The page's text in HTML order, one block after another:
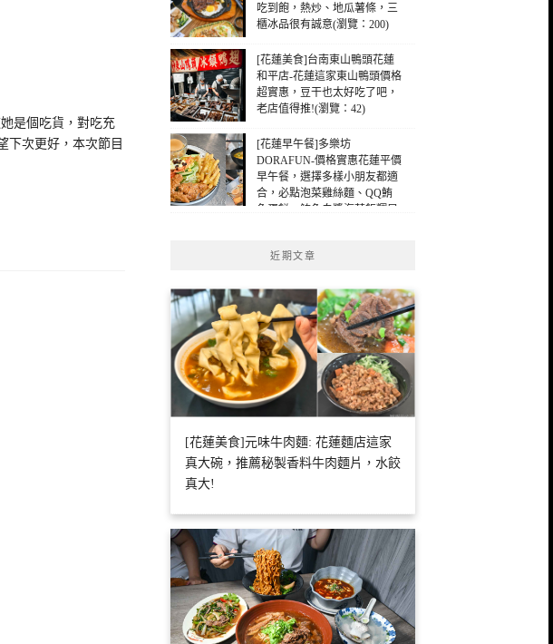
是個吃貨，對吃充
下次更好，本次節目
吃到飽，熱炒、地瓜薯條，三
櫃冰品很有誠意(瀏覽：200)
[花蓮美食]台南東山鴨頭花蓮
和平店-花蓮這家東山鴨頭價格
超實惠，豆干也太好吃了吧，
老店值得推!(瀏覽：42)
[花蓮早午餐]多樂坊
DORAFUN-價格實惠花蓮平價
早午餐，選擇多樣小朋友都適
合，必點泡菜雞絲麵、QQ鮪
魚蛋餅，鮪魚白醬海苔飯糰早
近期文章
[花蓮美食]元味牛肉麵: 花蓮麵店這家
真大碗，推薦秘製香料牛肉麵片，水餃
真大!